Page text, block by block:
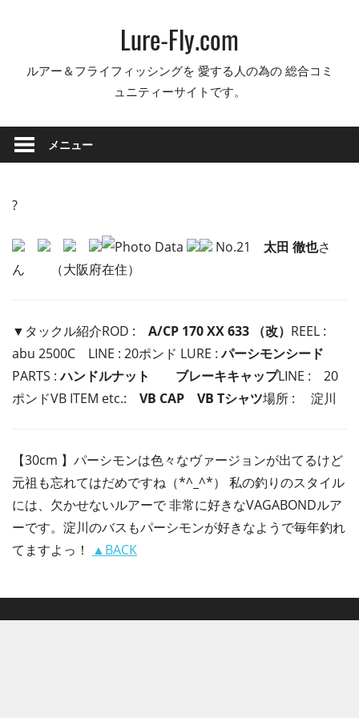
Lure-Fly.com
ルアー＆フライフィッシングを 愛する人の為の 総合コミ
ュニティーサイトです。
メニュー
?
No.21 太田 徹也さ
ん （大阪府在住）
▼タックル紹介ROD : A/CP 170 XX 633 （改） REEL :
abu 2500C LINE : 20ポンド LURE :パーシモンシード
PARTS :ハンドルナット ブレーキキャップLINE :
20
ポンドVB ITEM etc.:
VB CAP VB Tシャツ場所 : 淀川
【30cm 】パーシモンは色々なヴァージョンが出てるけど
元祖も忘れてはだめですね（*^_^*） 私の釣りのスタイル
には、欠かせないルアーで 非常に好きなVAGABONDルア
ーです。淀川のバスもパーシモンが好きなようで毎年釣れ
てますよっ！
▲BACK